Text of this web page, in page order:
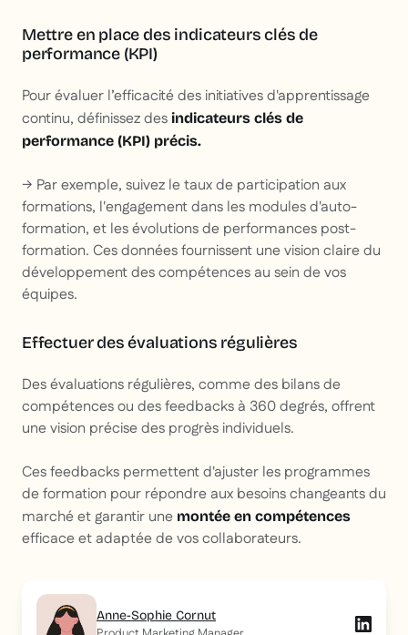
Mettre en place des indicateurs clés de
performance (KPI)
Pour évaluer l’efficacité des initiatives d'apprentissage
continu, définissez des indicateurs clés de
performance (KPI) précis.
→ Par exemple, suivez le taux de participation aux
formations, l'engagement dans les modules d'auto-
formation, et les évolutions de performances post-
formation. Ces données fournissent une vision claire du
développement des compétences au sein de vos
équipes.
Effectuer des évaluations régulières
Des évaluations régulières, comme des bilans de
compétences ou des feedbacks à 360 degrés, offrent
une vision précise des progrès individuels.
Ces feedbacks permettent d'ajuster les programmes
de formation pour répondre aux besoins changeants du
marché et garantir une montée en compétences
efficace et adaptée de vos collaborateurs.
Anne-Sophie Cornut